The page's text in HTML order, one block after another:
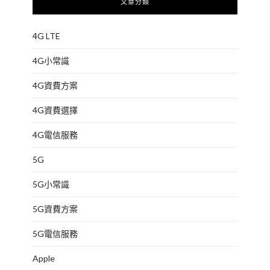
4G LTE
4G小常識
4G資費方案
4G資費選擇
4G電信服務
5G
5G小常識
5G資費方案
5G電信服務
Apple